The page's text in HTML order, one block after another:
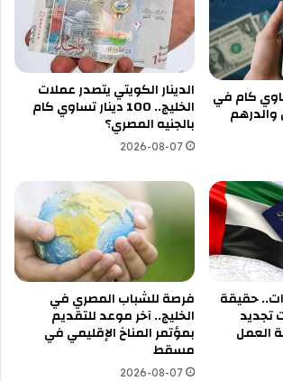
كام في
والدرهم
الدينار الكويتي يتصدر عملات
الخليج.. 100 دينار تساوي كام
بالجنيه المصري؟
2026-08-07
حقيقة
تجديد
العمل
فرصة للشباب المصري في
الخليج.. آخر موعد للتقديم
بمؤتمر المناخ الإقليمي في
مسقط
2026-08-07